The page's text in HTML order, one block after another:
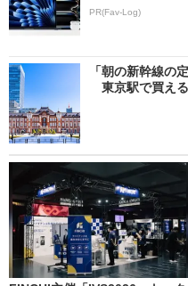
PR(Fav-Log)
「朝の新幹線の
東京駅で買え